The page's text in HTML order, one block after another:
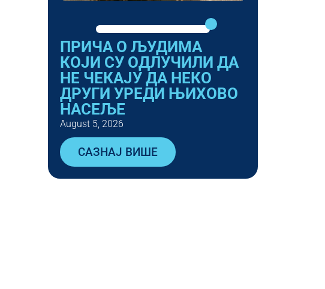
ПРИЧА О ЉУДИМА
КОЈИ СУ ОДЛУЧИЛИ ДА
НЕ ЧЕКАЈУ ДА НЕКО
ДРУГИ УРЕДИ ЊИХОВО
НАСЕЉЕ
August 5, 2026
САЗНАЈ ВИШЕ